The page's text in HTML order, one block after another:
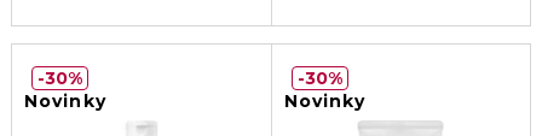
Novinky
30%
Novinky
30%